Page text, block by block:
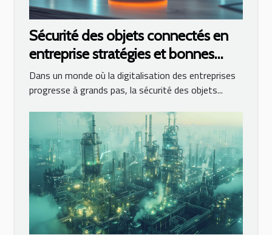
Sécurité des objets connectés en
entreprise stratégies et bonnes
pratiques
Dans un monde où la digitalisation des entreprises
progresse à grands pas, la sécurité des objets...